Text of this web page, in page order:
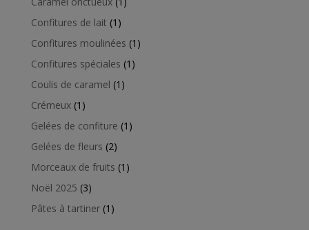
Confitures de lait 1 1
produit
Confitures moulinées 1 1
Confitures spéciales 1 1
Coulis de caramel 1 1
Crémeux 1 1
produit
Gelées de confiture 1 1
Gelées de fleurs 22
produits
Morceaux de fruits 1 1
Noël 2025 33
produits
Pâtes à tartiner 1 1